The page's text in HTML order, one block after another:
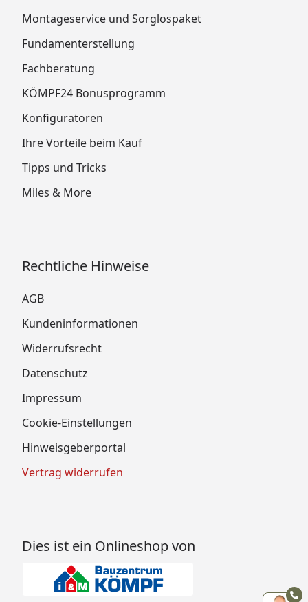
Montageservice und Sorglospaket
Fundamenterstellung
Fachberatung
KÖMPF24 Bonusprogramm
Konfiguratoren
Ihre Vorteile beim Kauf
Tipps und Tricks
Miles & More
Rechtliche Hinweise
AGB
Kundeninformationen
Widerrufsrecht
Datenschutz
Impressum
Cookie-Einstellungen
Hinweisgeberportal
Vertrag widerrufen
Dies ist ein Onlineshop von